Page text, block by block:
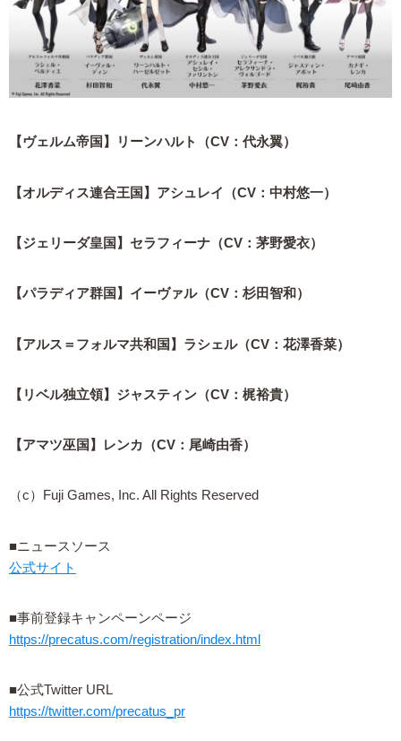
【ヴェルム帝国】リーンハルト（CV：代永翼）
【オルディス連合王国】アシュレイ（CV：中村悠一）
【ジェリーダ皇国】セラフィーナ（CV：茅野愛衣）
【パラディア群国】イーヴァル（CV：杉田智和）
【アルス＝フォルマ共和国】ラシェル（CV：花澤香菜）
【リベル独立領】ジャスティン（CV：梶裕貴）
【アマツ巫国】レンカ（CV：尾崎由香）
（c）Fuji Games, Inc. All Rights Reserved
■ニュースソース
公式サイト
■事前登録キャンペーンページ
https://precatus.com/registration/index.html
■公式Twitter URL
https://twitter.com/precatus_pr